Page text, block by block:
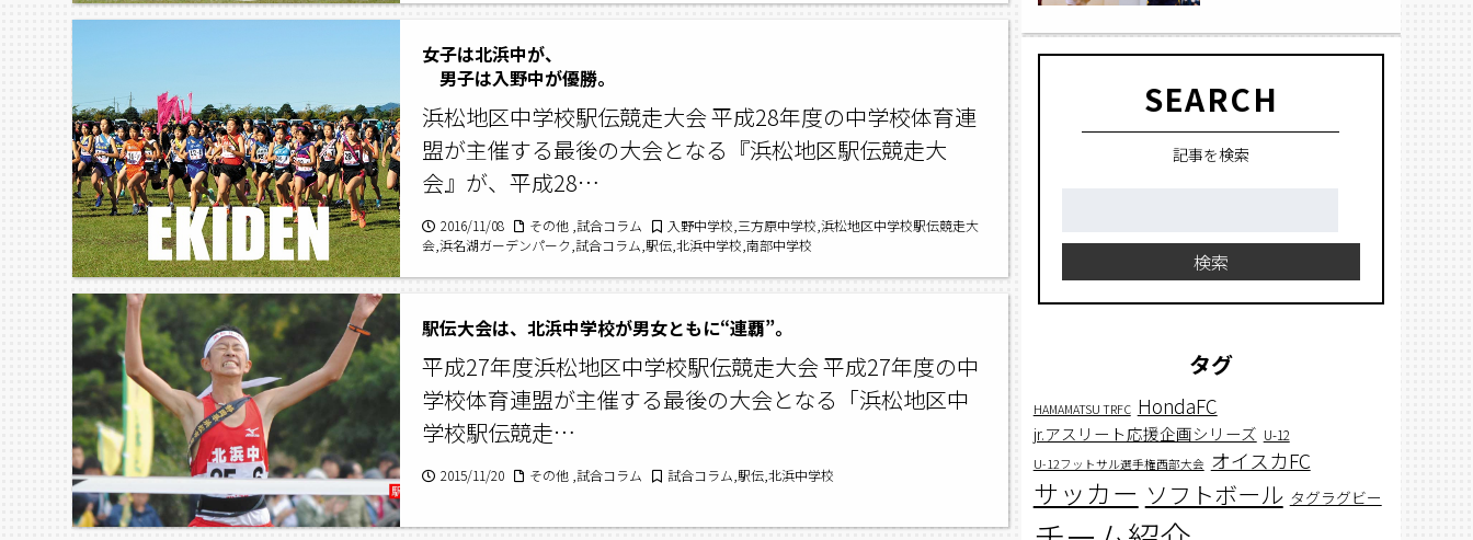
女子は北浜中が、
男子は入野中が優勝。
浜松地区中学校駅伝競走大会 平成28年度の中学校体育連
盟が主催する最後の大会となる『浜松地区駅伝競走大
会』が、平成28…
2016/11/08 その他 ,試合コラム
入野中学校,三方原中学校,浜松地区中学校駅伝競走大
会,浜名湖ガーデンパーク,試合コラム,駅伝,北浜中学校,南部中学校
駅伝大会は、北浜中学校が男女ともに“連覇”。
平成27年度浜松地区中学校駅伝競走大会 平成27年度の中
学校体育連盟が主催する最後の大会となる「浜松地区中
学校駅伝競走…
2015/11/20 その他 ,試合コラム 試合コラム,駅伝,北浜中学校
子では城山ミニバスが優勝を
飾った。
SEARCH
記事を検索
検索
タグ
HAMAMATSU TRFC HondaFC
jr.アスリート応援企画シリーズ U-12
U-12フットサル選手権西部大会 オイスカFC
サッカー ソフトボール タグラグビー